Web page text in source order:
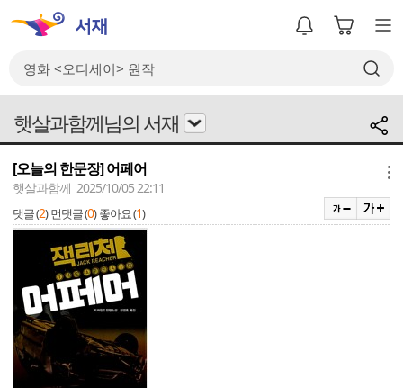
햇살과함께님의 서재
[오늘의 한문장] 어페어
햇살과함께 2025/10/05 22:11
댓글 (2) 먼댓글 (0) 좋아요 (1)